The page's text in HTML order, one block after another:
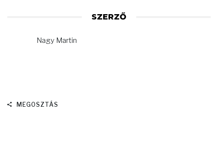
SZERZŐ
Nagy Martin
MEGOSZTÁS